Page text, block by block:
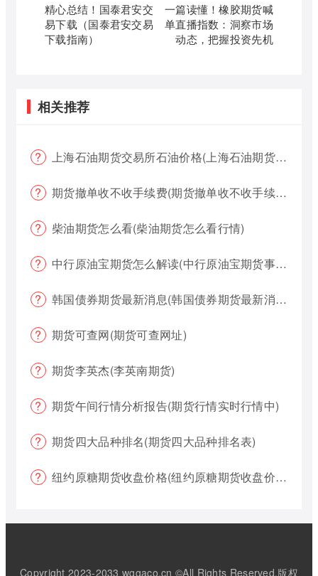
精心总结！国泰君安交
易下载（国泰君安交易
下载指南）
一篇读懂！橡胶期货喊
单直播指数：洞察市场
动态，把握投资先机
相关推荐
上海石油期货交易所石油价格(上海石油期货交易所石油价格查询)
期货撤单收不收手续费(期货撤单收不收手续费用)
柴油期货怎么看(柴油期货怎么看行情)
中行原油宝期货怎么解读(中行原油宝期货事件)
韩国债券期货最新消息(韩国债券期货最新消息新闻)
期货可查网(期货可查网址)
期货李英杰(李英南期货)
期货午间行情分析报告(期货行情实时行情中)
期货四大品种排名(期货四大品种排名表)
纽约原糖期货收盘价格(纽约原糖期货收盘价格是多少)
Copyright 2023-2033 wggaco.cn ©All Rights Reserved.版权